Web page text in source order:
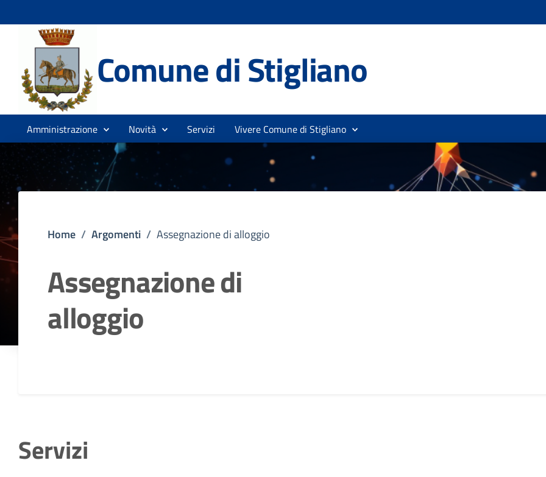
Comune di Stigliano
Amministrazione Novità Servizi Vivere Comune di Stigliano
Home / Argomenti / Assegnazione di alloggio
Assegnazione di
alloggio
Servizi